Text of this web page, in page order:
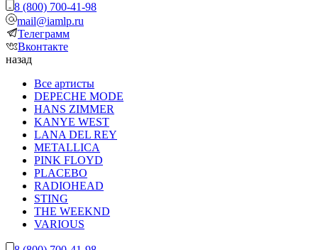
8 (800) 700-41-98
mail@iamlp.ru
Телеграмм
Вконтакте
назад
Все артисты
DEPECHE MODE
HANS ZIMMER
KANYE WEST
LANA DEL REY
METALLICA
PINK FLOYD
PLACEBO
RADIOHEAD
STING
THE WEEKND
VARIOUS